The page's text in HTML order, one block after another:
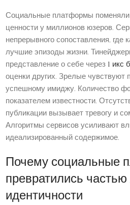
Социальные платформы поменяли
ценности у миллионов юзеров.
непрерывного сопоставления,
лучшие эпизоды жизни.
представление о себе через 1 икс
оценки других. Зрелые чувствуют
успешному имиджу. Количество
показателем известности.
публикации вызывает тревогу и
Алгоритмы сервисов усиливают
идеализированный содержимое.
Почему социальные
превратились
идентичности